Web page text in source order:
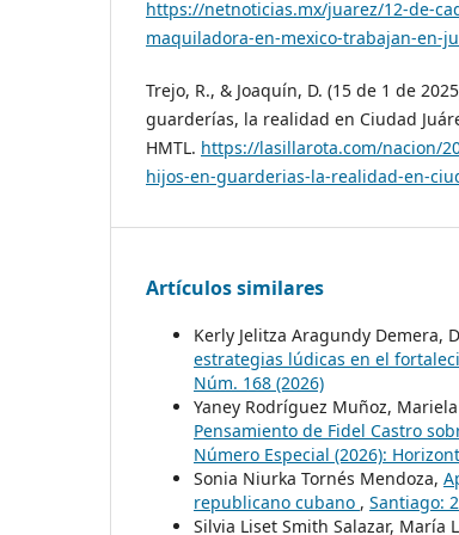
https://netnoticias.mx/juarez/12-de-
maquiladora-en-mexico-trabajan-en-
Trejo, R., & Joaquín, D. (15 de 1 de
guarderías, la realidad en Ciudad
HMTL. https://lasillarota.com/nacion/
hijos-en-guarderias-la-realidad-en-
Artículos similares
Kerly Jelitza Aragundy Demera,
estrategias lúdicas en el
Núm. 168 (2026)
Yaney Rodríguez Muñoz,
Pensamiento de Fidel Castro
Número Especial (2026):
Sonia Niurka Tornés Mendoza,
republicano cubano , Santiago:
Silvia Liset Smith Salazar, María